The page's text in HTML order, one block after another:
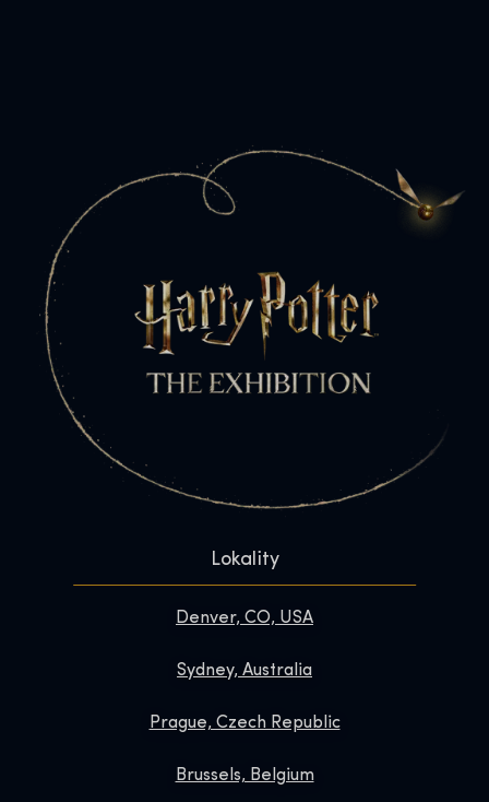
Lokality
Denver, CO, USA
Sydney, Australia
Prague, Czech Republic
Brussels, Belgium